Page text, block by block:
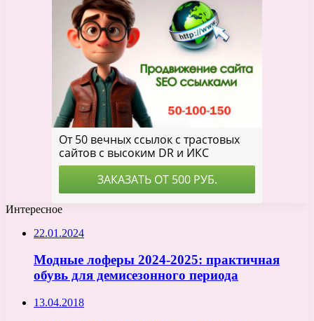
Интересное
22.01.2024
Модные лоферы 2024-2025: практичная
обувь для демисезонного периода
13.04.2018